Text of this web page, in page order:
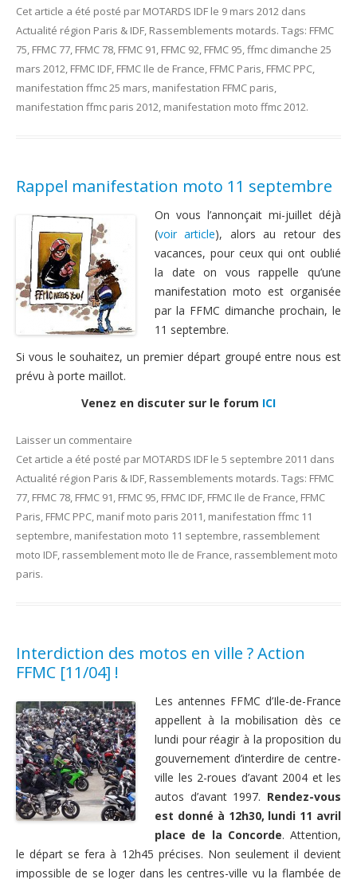
Cet article a été posté par MOTARDS IDF le 9 mars 2012 dans
Actualité région Paris & IDF, Rassemblements motards. Tags: FFMC
75, FFMC 77, FFMC 78, FFMC 91, FFMC 92, FFMC 95,ffmc dimanche 25
mars 2012, FFMC IDF, FFMC Ile de France, FFMC Paris, FFMC PPC,
manifestation ffmc 25 mars, manifestation FFMC paris,
manifestation ffmc paris 2012, manifestation moto ffmc 2012.
Rappel manifestation moto 11 septembre
On vous l’annonçait mi-juillet déjà
(voir article), alors au retour des
vacances, pour ceux qui ont oublié
la date on vous rappelle qu’une
manifestation moto est organisée
par la FFMC dimanche prochain, le
11 septembre.
Si vous le souhaitez, un premier départ groupé entre nous est
prévu à porte maillot.
Venez en discuter sur le forum ICI
Laisser un commentaire
Cet article a été posté par MOTARDS IDF le 5 septembre 2011 dans
Actualité région Paris & IDF, Rassemblements motards. Tags: FFMC
77, FFMC 78, FFMC 91, FFMC 95, FFMC IDF, FFMC Ile de France, FFMC
Paris, FFMC PPC, manif moto paris 2011, manifestation ffmc 11
septembre, manifestation moto 11 septembre, rassemblement
moto IDF, rassemblement moto Ile de France, rassemblement moto
paris.
Interdiction des motos en ville ? Action
FFMC [11/04] !
Les antennes FFMC d’Ile-de-France
appellent à la mobilisation dès ce
lundi pour réagir à la proposition du
gouvernement d’interdire de centre-
ville les 2-roues d’avant 2004 et les
autos d’avant 1997. Rendez-vous
est donné à 12h30, lundi 11 avril
place de la Concorde. Attention,
le départ se fera à 12h45 précises. Non seulement il devient
impossible de se loger dans les centres-ville vu la flambée de